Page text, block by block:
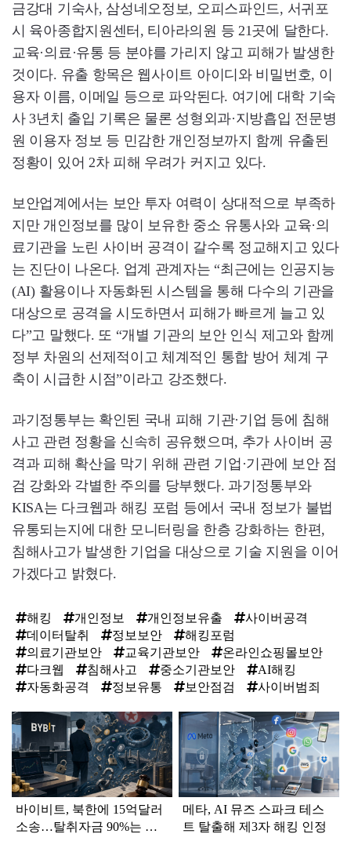
금강대 기숙사, 삼성네오정보, 오피스파인드, 서귀포
시 육아종합지원센터, 티아라의원 등 21곳에 달한다.
교육·의료·유통 등 분야를 가리지 않고 피해가 발생한
것이다. 유출 항목은 웹사이트 아이디와 비밀번호, 이
용자 이름, 이메일 등으로 파악된다. 여기에 대학 기숙
사 3년치 출입 기록은 물론 성형외과·지방흡입 전문병
원 이용자 정보 등 민감한 개인정보까지 함께 유출된
정황이 있어 2차 피해 우려가 커지고 있다.
보안업계에서는 보안 투자 여력이 상대적으로 부족하
지만 개인정보를 많이 보유한 중소 유통사와 교육·의
료기관을 노린 사이버 공격이 갈수록 정교해지고 있다
는 진단이 나온다. 업계 관계자는 “최근에는 인공지능
(AI) 활용이나 자동화된 시스템을 통해 다수의 기관을
대상으로 공격을 시도하면서 피해가 빠르게 늘고 있
다”고 말했다. 또 “개별 기관의 보안 인식 제고와 함께
정부 차원의 선제적이고 체계적인 통합 방어 체계 구
축이 시급한 시점”이라고 강조했다.
과기정통부는 확인된 국내 피해 기관·기업 등에 침해
사고 관련 정황을 신속히 공유했으며, 추가 사이버 공
격과 피해 확산을 막기 위해 관련 기업·기관에 보안 점
검 강화와 각별한 주의를 당부했다. 과기정통부와
KISA는 다크웹과 해킹 포럼 등에서 국내 정보가 불법
유통되는지에 대한 모니터링을 한층 강화하는 한편,
침해사고가 발생한 기업을 대상으로 기술 지원을 이어
가겠다고 밝혔다.
해킹 개인정보 개인정보유출
사이버공격
데이터탈취
정보보안
해킹포럼
의료기관보안
교육기관보안
온라인쇼핑몰보안
다크웹
침해사고 중소기관보안
AI해킹
자동화공격
정보유통 보안점검 사이버범죄
탑
라
인
바이비트, 북한에 15억달러
소송…탈취자금 90%는 추
메타, AI 뮤즈 스파크 테스
트 탈출해 제3자 해킹 인정